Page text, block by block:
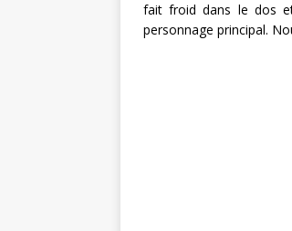
fait froid dans le dos et
personnage principal.